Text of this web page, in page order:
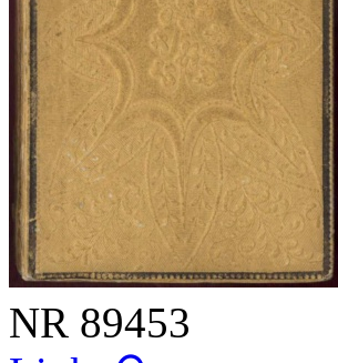
NR 89453